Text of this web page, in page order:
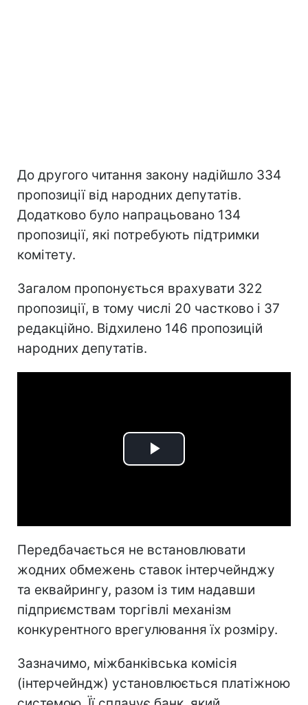
До другого читання закону надійшло 334
пропозиції від народних депутатів.
Додатково було напрацьовано 134
пропозиції, які потребують підтримки
комітету.
Загалом пропонується врахувати 322
пропозиції, в тому числі 20 частково і 37
редакційно. Відхилено 146 пропозицій
народних депутатів.
Play
Передбачається не встановлювати
жодних обмежень ставок інтерчейнджу
та еквайрингу, разом із тим надавши
підприємствам торгівлі механізм
конкурентного врегулювання їх розміру.
Зазначимо, міжбанківська комісія
(інтерчейндж) установлюється платіжною